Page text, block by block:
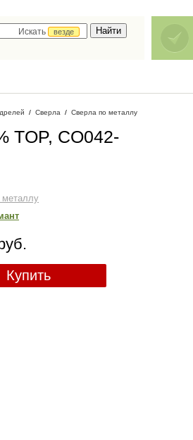
Искать
везде
/ Сверла / Сверла по металлу
TOP, CO042-
Купить